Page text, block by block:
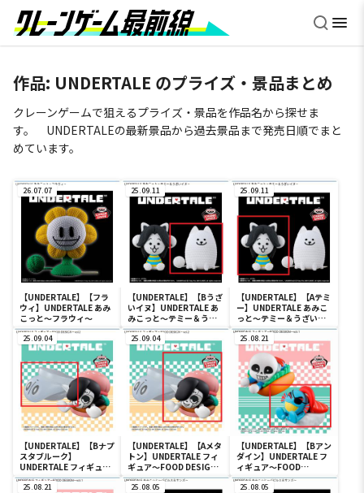
作品: UNDERTALE のプライズ・景品まとめ
クレーンゲームで狙えるプライズ・景品を作品名から探せま
す。 UNDERTALEの最新景品から過去景品まで発売日順でまと
めています。
26.07.07
【UNDERTALE】【フラ
ウィ】UNDERTALE あみ
こっと～フラウィ～
25.09.11
【UNDERTALE】【Bうざ
いイヌ】UNDERTALE あ
みこっと～テミー＆うざ
いイヌ～
25.09.11
【UNDERTALE】【Aテミ
ー】UNDERTALE あみこ
っと～テミー＆うざいイ
ヌ～
25.09.04
【UNDERTALE】【Bナプ
スタブルーク】
UNDERTALE フィギュア
～FOOD DESIGN～vol.2
25.09.04
【UNDERTALE】【Aメタ
トン】UNDERTALE フィ
ギュア～FOOD DESIGN
～vol.2
25.08.21
【UNDERTALE】【Bアン
ダイン】UNDERTALE フ
ィギュア～FOOD
DESIGN～vol.1
25.08.21 25.08.05 25.08.05